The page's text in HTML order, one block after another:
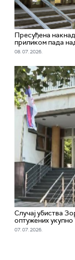
Пресуђена
приликом пада
08. 07. 2026.
Случај убиства
оптужених
07. 07. 2026.